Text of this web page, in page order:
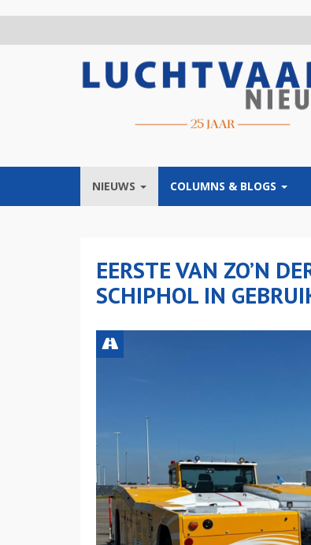
NIEUWS COLUMNS & BLOGS
EERSTE VAN ZO’N
SCHIPHOL IN